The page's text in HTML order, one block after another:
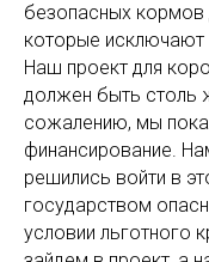
безопасных кормов
которые исключают
Наш проект для
должен быть столь
сожалению, мы пока
финансирование.
решились войти в
государством
условии льготного